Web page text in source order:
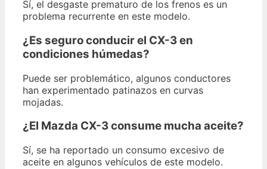
Sí, el desgaste prematuro de los frenos es un
problema recurrente en este modelo.
¿Es seguro conducir el CX-3 en
condiciones húmedas?
Puede ser problemático, algunos conductores
han experimentado patinazos en curvas
mojadas.
¿El Mazda CX-3 consume mucha aceite?
Sí, se ha reportado un consumo excesivo de
aceite en algunos vehículos de este modelo.